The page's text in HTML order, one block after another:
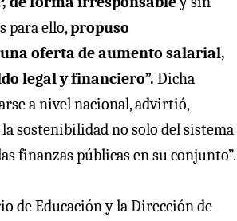
para ello,propuso
oferta de aumento salarial,
legal y financiero”. Dicha
a nivel nacional, advirtió,
sostenibilidad no solo del sistema
finanzas públicas en su conjunto”.
de Educación y la Dirección de